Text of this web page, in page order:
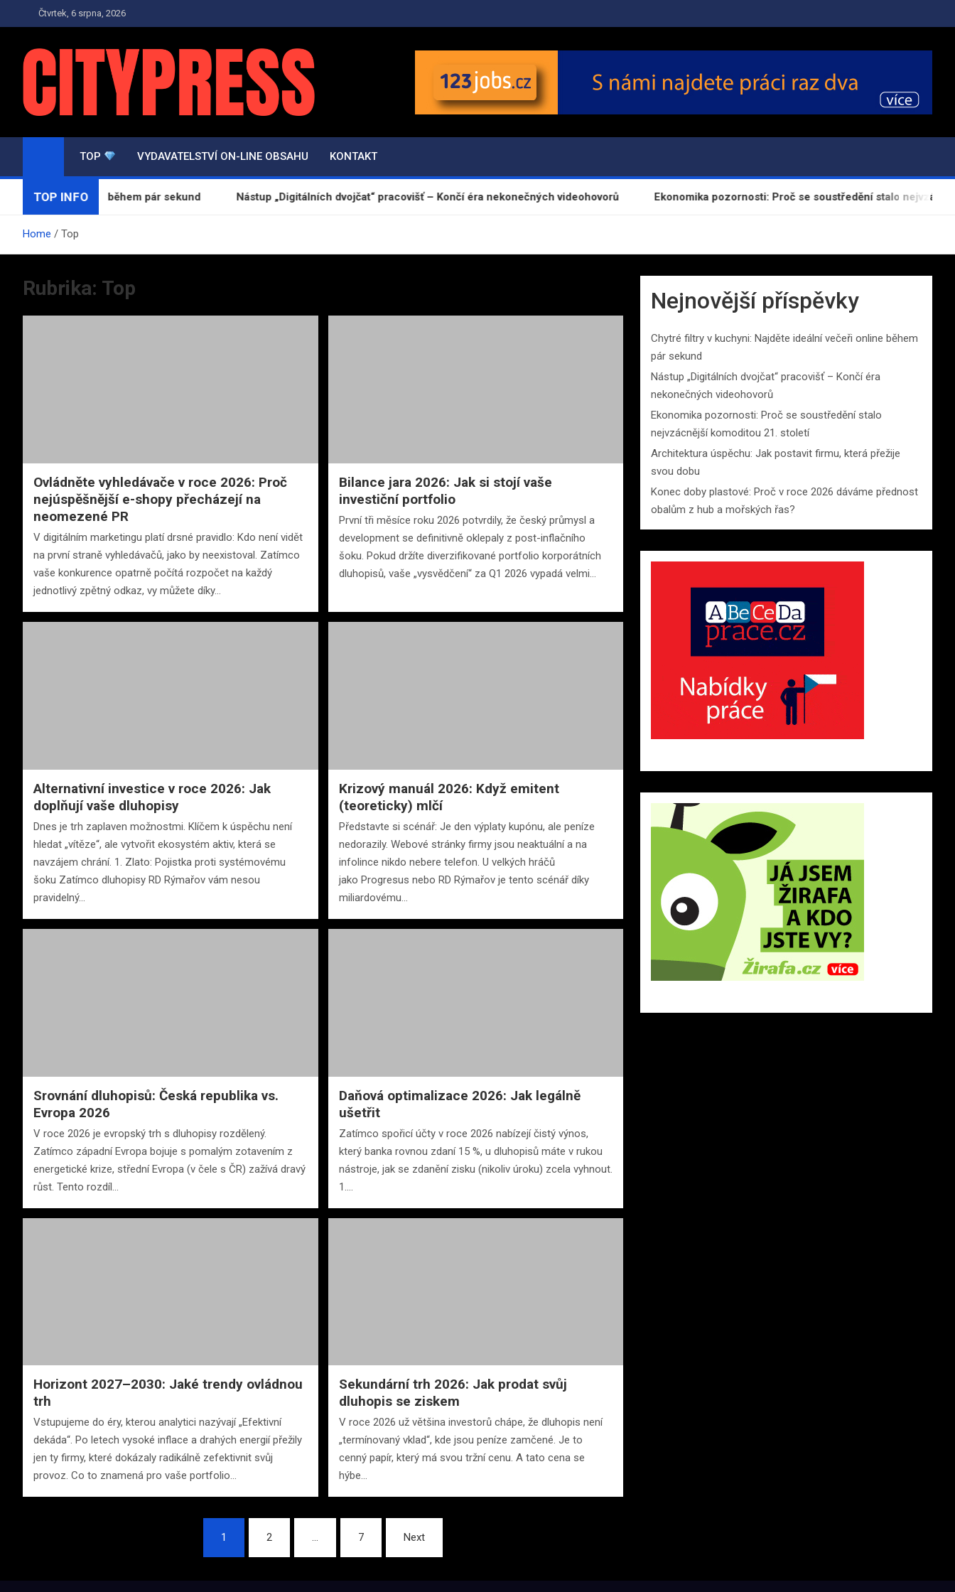
to
Čtvrtek, 6 srpna, 2026
TOP.CITYPRESS.CZ
TOP VYDAVATELSTVÍ ON-LINE OBSAHU KONTAKT
TOP INFO
večeři online během pár sekund Nástup „Digitálních dvojčat“ pracovišť – Končí éra nekonečných videohovorů Ekonomika pozornosti: Proč se soustředění stalo nejvzácnější
Home Top
Rubrika: Top
Ovládněte vyhledávače v roce 2026: Proč
nejúspěšnější e-shopy přecházejí na
neomezené PR
V digitálním marketingu platí drsné pravidlo: Kdo není vidět
na první straně vyhledávačů, jako by neexistoval. Zatímco
vaše konkurence opatrně počítá rozpočet na každý
jednotlivý zpětný odkaz, vy můžete díky…
Bilance jara 2026: Jak si stojí vaše
investiční portfolio
První tři měsíce roku 2026 potvrdily, že český průmysl a
development se definitivně oklepaly z post-inflačního
šoku. Pokud držíte diverzifikované portfolio korporátních
dluhopisů, vaše „vysvědčení“ za Q1 2026 vypadá velmi…
Alternativní investice v roce 2026: Jak
doplňují vaše dluhopisy
Dnes je trh zaplaven možnostmi. Klíčem k úspěchu není
hledat „vítěze“, ale vytvořit ekosystém aktiv, která se
navzájem chrání. 1. Zlato: Pojistka proti systémovému
šoku Zatímco dluhopisy RD Rýmařov vám nesou
pravidelný…
Krizový manuál 2026: Když emitent
(teoreticky) mlčí
Představte si scénář: Je den výplaty kupónu, ale peníze
nedorazily. Webové stránky firmy jsou neaktuální a na
infolince nikdo nebere telefon. U velkých hráčů
jako Progresus nebo RD Rýmařov je tento scénář díky
miliardovému…
Srovnání dluhopisů: Česká republika vs.
Evropa 2026
V roce 2026 je evropský trh s dluhopisy rozdělený.
Zatímco západní Evropa bojuje s pomalým zotavením z
energetické krize, střední Evropa (v čele s ČR) zažívá dravý
růst. Tento rozdíl…
Daňová optimalizace 2026: Jak legálně
ušetřit
Zatímco spořicí účty v roce 2026 nabízejí čistý výnos,
který banka rovnou zdaní 15 %, u dluhopisů máte v rukou
nástroje, jak se zdanění zisku (nikoliv úroku) zcela vyhnout.
1.…
Horizont 2027–2030: Jaké trendy ovládnou
trh
Vstupujeme do éry, kterou analytici nazývají „Efektivní
dekáda“. Po letech vysoké inflace a drahých energií přežily
jen ty firmy, které dokázaly radikálně zefektivnit svůj
provoz. Co to znamená pro vaše portfolio…
Sekundární trh 2026: Jak prodat svůj
dluhopis se ziskem
V roce 2026 už většina investorů chápe, že dluhopis není
„termínovaný vklad“, kde jsou peníze zamčené. Je to
cenný papír, který má svou tržní cenu. A tato cena se
hýbe…
1 2 … 7 Next
Nejnovější příspěvky
Chytré filtry v kuchyni: Najděte ideální večeři online během
pár sekund
Nástup „Digitálních dvojčat“ pracovišť – Končí éra
nekonečných videohovorů
Ekonomika pozornosti: Proč se soustředění stalo
nejvzácnější komoditou 21. století
Architektura úspěchu: Jak postavit firmu, která přežije
svou dobu
Konec doby plastové: Proč v roce 2026 dáváme přednost
obalům z hub a mořských řas?